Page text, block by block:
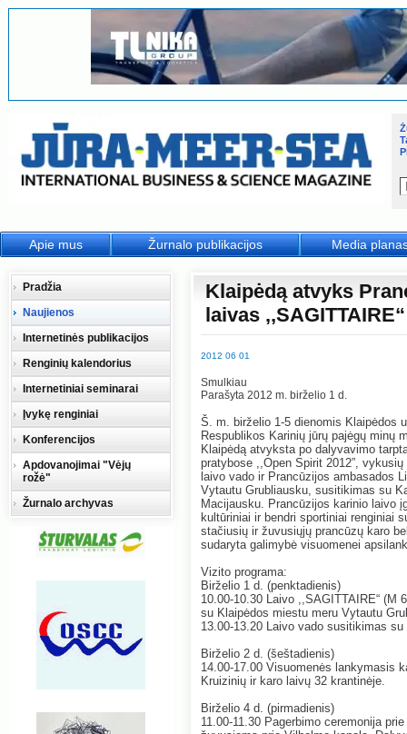
Klaipėdą atvyks
laivas
2012 06 01
Smulkiau
Parašyta 2012 m. birželio 1 d.
Š. m. birželio 1-5 dienomis Klaipėdos
Respublikos Karinių jūrų pajėgų minų
Klaipėdą atvyksta po dalyvavimo
pratybose ,,Open Spirit 2012”,
laivo vado ir Prancūzijos ambasados
Vytautu Grubliausku, susitikimas su
Macijausku. Prancūzijos karinio laivo
kultūriniai ir bendri sportiniai renginiai
stačiusių ir žuvusiųjų prancūzų karo
sudaryta galimybė visuomenei
Vizito programa:
Birželio 1 d. (penktadienis)
10.00-10.30 Laivo ,,SAGITTAIRE“
su Klaipėdos miestu meru Vytautu
13.00-13.20 Laivo vado susitikimas
Birželio 2 d. (šeštadienis)
14.00-17.00 Visuomenės lankymasis
Kruizinių ir karo laivų 32 krantinėje.
Birželio 4 d. (pirmadienis)
11.00-11.30 Pagerbimo ceremonija
Pradžia
Naujienos
Internetinės publikacijos
Renginių kalendorius
Internetiniai seminarai
Įvykę renginiai
Konferencijos
Apdovanojimai "Vėjų
rožė"
Žurnalo archyvas
Apie mus Žurnalo publikacijos Media